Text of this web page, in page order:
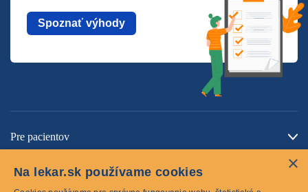
Spoznať výhody
Pre pacientov
×
Na lekar.sk používame cookies